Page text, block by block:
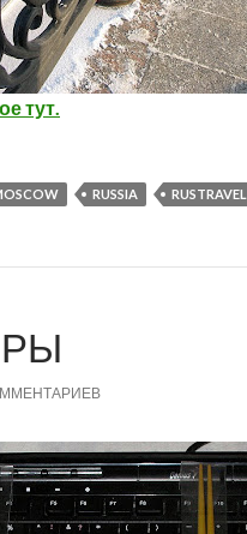
тут.
RUSSIA RUSTRAVEL